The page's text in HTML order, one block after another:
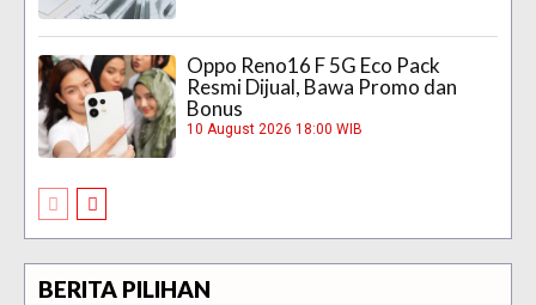
Oppo Reno16 F 5G Eco Pack
Resmi Dijual, Bawa Promo dan
Bonus
10 August 2026 18:00 WIB
BERITA PILIHAN